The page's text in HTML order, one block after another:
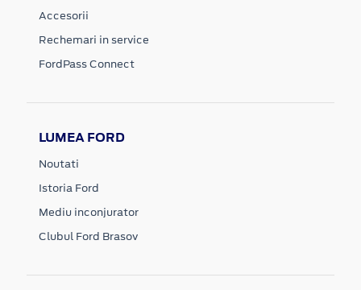
Accesorii
Rechemari in service
FordPass Connect
LUMEA FORD
Noutati
Istoria Ford
Mediu inconjurator
Clubul Ford Brasov